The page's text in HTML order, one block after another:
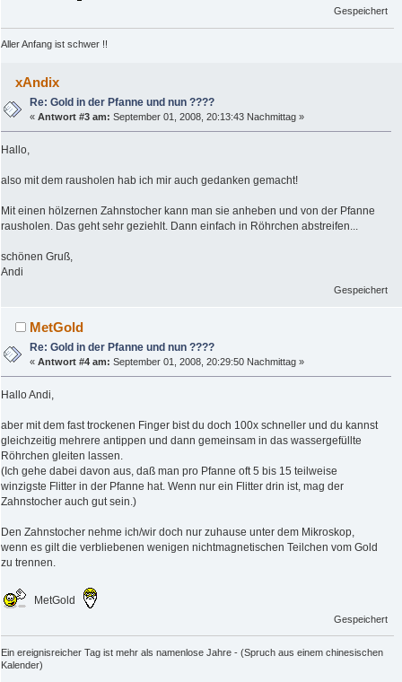
Gespeichert
Aller Anfang ist schwer !!
xAndix
Re: Gold in der Pfanne und nun ????
«Antwort #3 am: September 01, 2008, 20:13:43 Nachmittag »
Hallo,
also mit dem rausholen hab ich mir auch gedanken gemacht!
Mit einen hölzernen Zahnstocher kann man sie anheben und von der Pfanne
rausholen. Das geht sehr geziehlt. Dann einfach in Röhrchen abstreifen...
schönen Gruß,
Andi
Gespeichert
MetGold
Re: Gold in der Pfanne und nun ????
«Antwort #4 am: September 01, 2008, 20:29:50 Nachmittag »
Hallo Andi,
aber mit dem fast trockenen Finger bist du doch 100x schneller und du kannst
gleichzeitig mehrere antippen und dann gemeinsam in das wassergefüllte
Röhrchen gleiten lassen.
(Ich gehe dabei davon aus, daß man pro Pfanne oft 5 bis 15 teilweise
winzigste Flitter in der Pfanne hat. Wenn nur ein Flitter drin ist, mag der
Zahnstocher auch gut sein.)
Den Zahnstocher nehme ich/wir doch nur zuhause unter dem Mikroskop,
wenn es gilt die verbliebenen wenigen nichtmagnetischen Teilchen vom Gold
zu trennen.
MetGold
Gespeichert
Ein ereignisreicher Tag ist mehr als namenlose Jahre - (Spruch aus einem chinesischen
Kalender)